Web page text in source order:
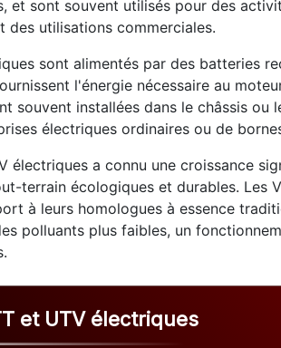
et sont souvent utilisés pour des
des utilisations commerciales.
sont alimentés par des batteries
l'énergie nécessaire au
souvent installées dans le châssis ou
électriques ordinaires ou de
électriques a connu une croissance
terrain écologiques et durables. Les
à leurs homologues à essence
polluants plus faibles, un
et UTV électriques